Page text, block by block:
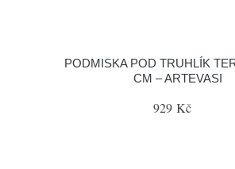
PODMISKA POD TRUHLÍK
CM – ARTEVASI
929 Kč